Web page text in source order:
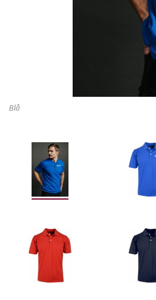
Blå